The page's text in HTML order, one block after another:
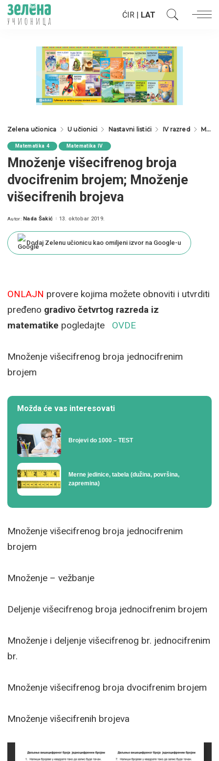
ĆIR | LAT
Zelena učionica U učionici Nastavni listići IV razred Matematika 4
Matematika 4 Matematika IV
Množenje višecifrenog broja
dvocifrenim brojem; Množenje
višecifrenih brojeva
Posted
Autor: Nada Šakić 13. oktobar 2019.
Dodaj Zelenu učionicu kao omiljeni izvor na Google-u
ONLAJN provere kojima možete obnoviti i utvrditi
pređeno gradivo četvrtog razreda iz
matematike pogledajte OVDE
Množenje višecifrenog broja jednocifrenim
brojem
Možda će vas interesovati
Brojevi do 1000 – TEST
Merne jedinice, tabela (dužina, površina,
zapremina)
Množenje višecifrenog broja jednocifrenim
brojem
Množenje – vežbanje
Deljenje višecifrenog broja jednocifrenim brojem
Množenje i deljenje višecifrenog br. jednocifrenim
br.
Množenje višecifrenog broja dvocifrenim brojem
Množenje višecifrenih brojeva